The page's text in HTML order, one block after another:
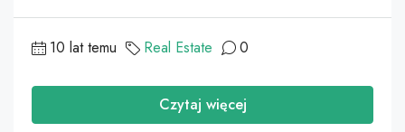
10 lat temu Real Estate 0
Czytaj więcej